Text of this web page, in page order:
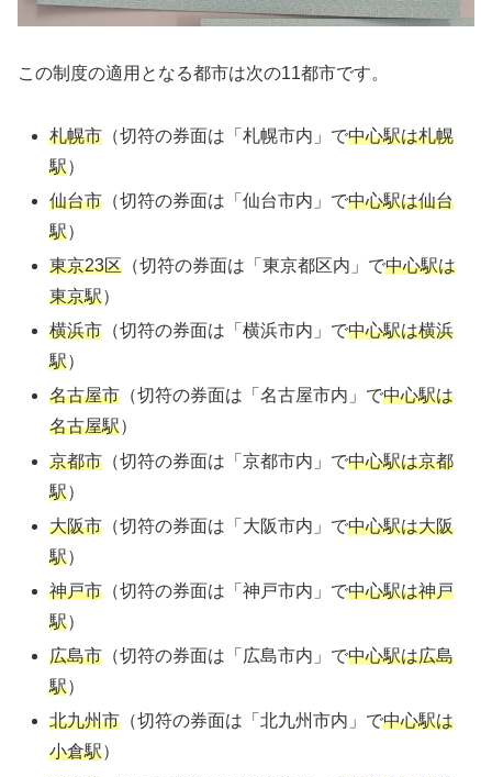
この制度の適用となる都市は次の11都市です。
札幌市 （切符の券面は「札幌市内」で中心駅は札幌
駅）
仙台市 （切符の券面は「仙台市内」で中心駅は仙台
駅）
東京23区 （切符の券面は「東京都区内」で中心駅は
東京駅）
横浜市 （切符の券面は「横浜市内」で中心駅は横浜
駅）
名古屋市 （切符の券面は「名古屋市内」で中心駅は
名古屋駅）
京都市 （切符の券面は「京都市内」で中心駅は京都
駅）
大阪市 （切符の券面は「大阪市内」で中心駅は大阪
駅）
神戸市 （切符の券面は「神戸市内」で中心駅は神戸
駅）
広島市 （切符の券面は「広島市内」で中心駅は広島
駅）
北九州市 （切符の券面は「北九州市内」で中心駅は
小倉駅）